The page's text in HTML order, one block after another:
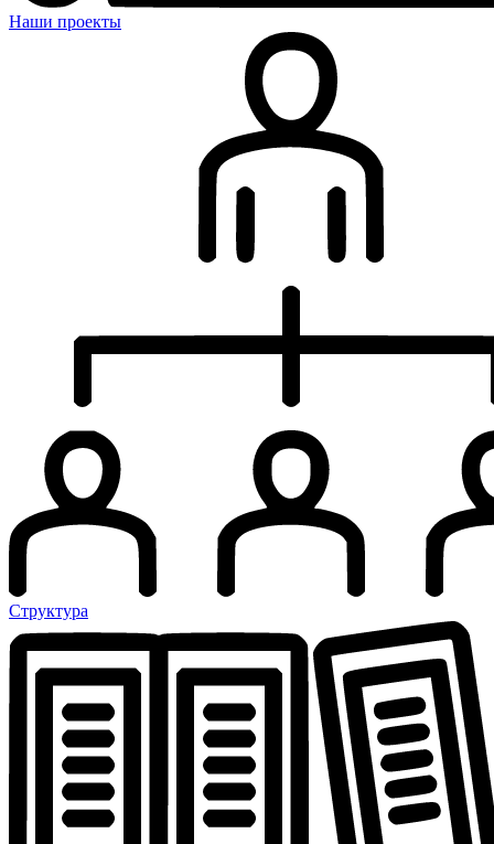
Наши проекты
Структура